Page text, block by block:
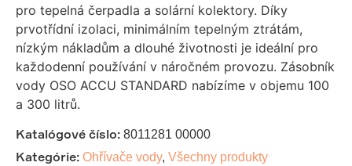
pro tepelná čerpadla a solární kolektory. Díky
prvotřídní izolaci, minimálním tepelným ztrátám,
nízkým nákladům a dlouhé životnosti je ideální pro
každodenní používání v náročném provozu. Zásobník
vody OSO ACCU STANDARD nabízíme v objemu 100
a 300 litrů.
Katalógové číslo: 8011281 00000
Kategórie: Ohřívače vody, Všechny produkty